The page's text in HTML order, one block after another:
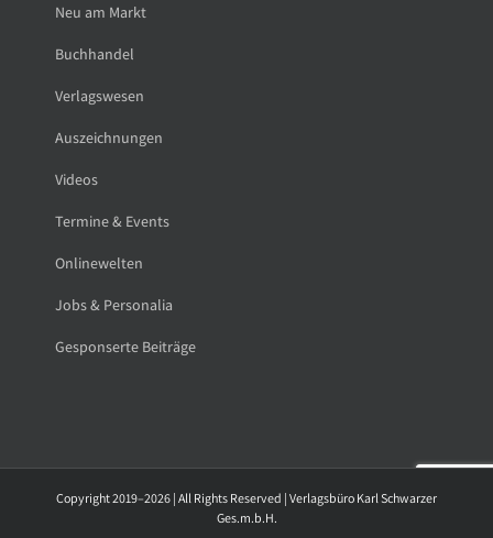
Neu am Markt
Buchhandel
Verlagswesen
Auszeichnungen
Videos
Termine & Events
Onlinewelten
Jobs & Personalia
Gesponserte Beiträge
Copyright 2019–2026 | All Rights Reserved | Verlagsbüro Karl Schwarzer
Ges.m.b.H.